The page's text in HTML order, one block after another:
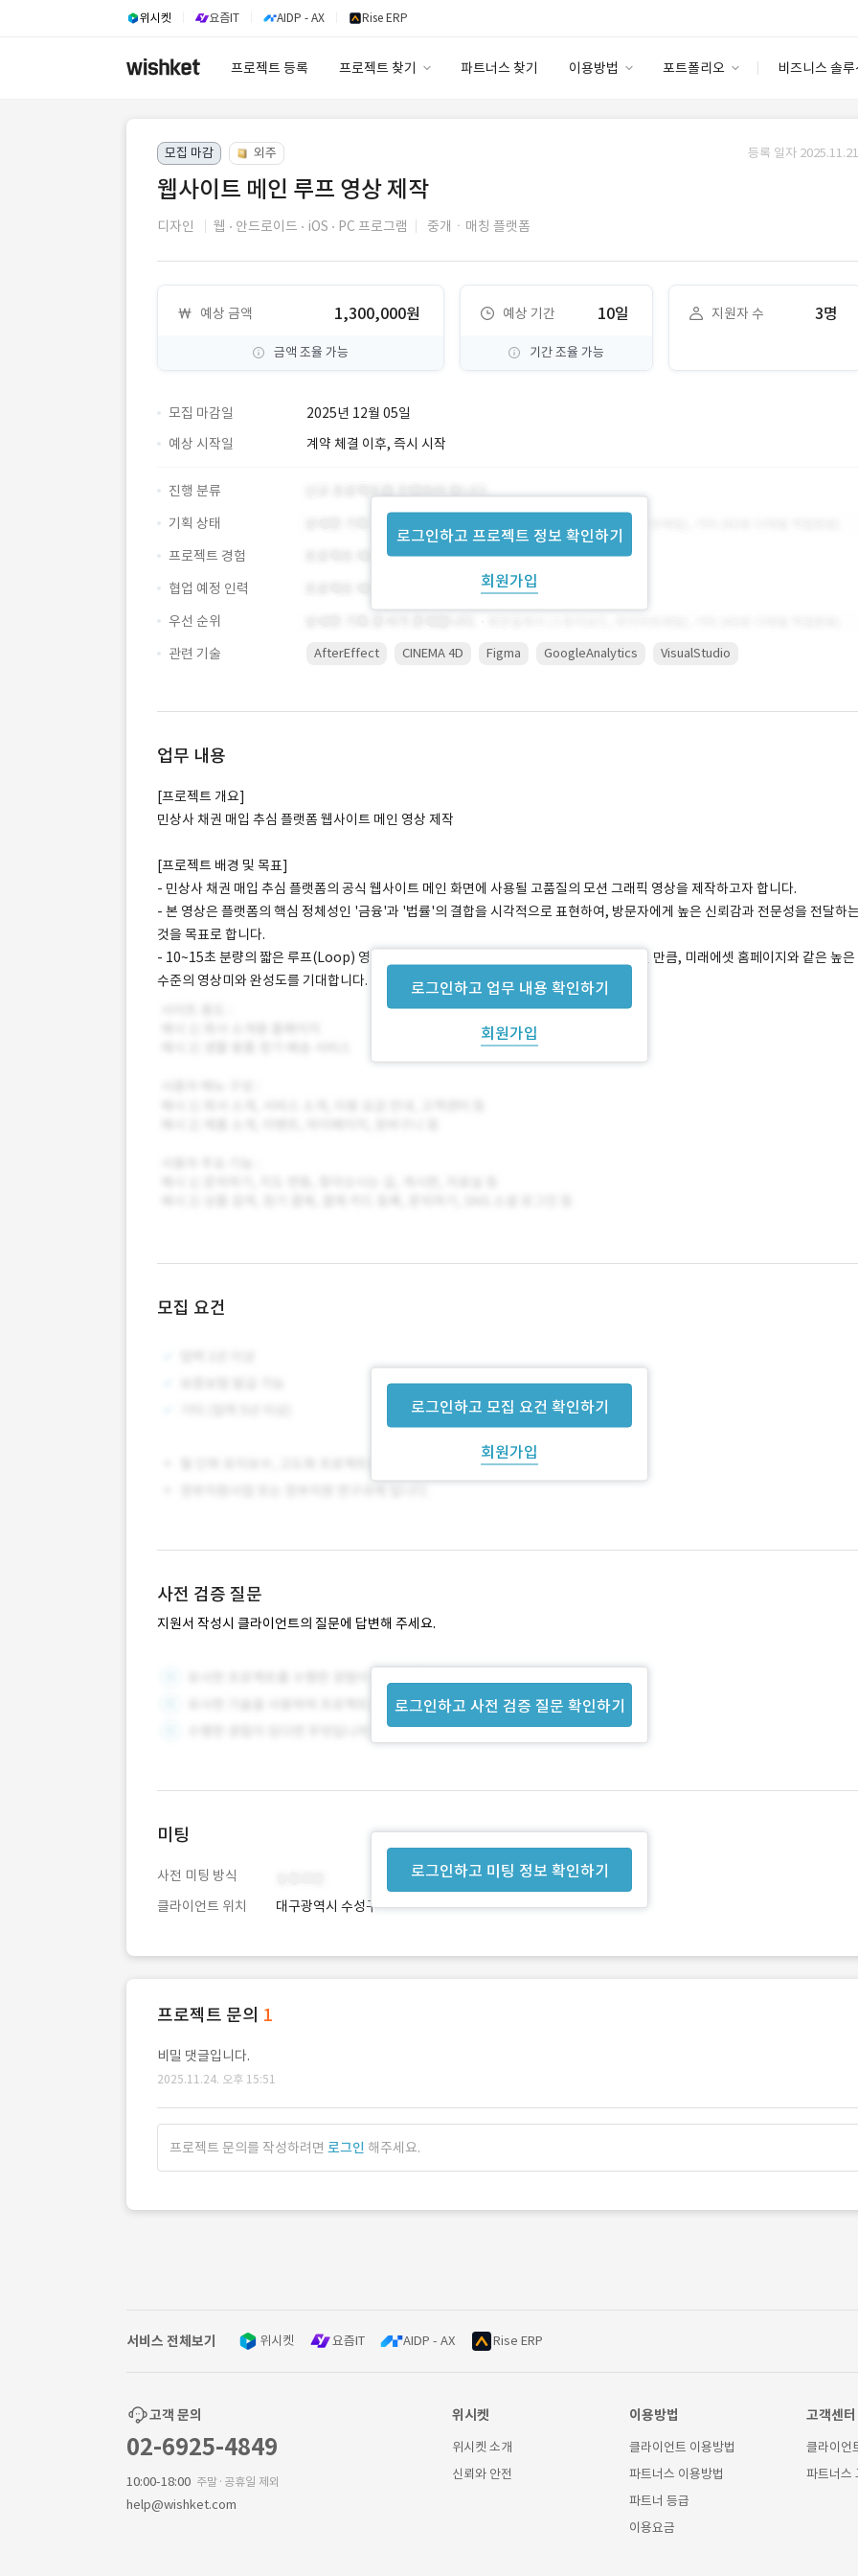
위시켓 요즘IT AIDP - AX Rise ERP
프로젝트 등록 프로젝트 찾기 파트너스 찾기 이용방법 포트폴리오 비즈니스 솔
안심 코드 케어
모집 마감 외주 등록 일자
웹사이트 메인 루프 영상 제작
디자인 웹 안드로이드 iOS PC 프로그램 중개ㆍ매칭 플랫폼
예상 금액 1,300,000원
금액 조율 가능
예상 기간 10일
기간 조율 가능
지원자 수 3명
모집 마감일 2025년 12월 05일
로그인하고 프로젝트 정보 확인하기
회원가입
예상 시작일 계약 체결 이후, 즉시 시작
진행 분류
기획 상태
프로젝트 경험
협업 예정 인력
우선 순위
관련 기술
AfterEffect CINEMA 4D Figma GoogleAnalytics VisualStudio
업무 내용
로그인하고 업무 내용 확인하기
회원가입
[프로젝트 개요]
민상사 채권 매입 추심 플랫폼 웹사이트 메인 영상 제작
[프로젝트 배경 및 목표]
- 민상사 채권 매입 추심 플랫폼의 공식 웹사이트 메인 화면에 사용될 고품질의 모션 그래픽 영상을 제작하고자 합니다.
- 본 영상은 플랫폼의 핵심 정체성인 '금융'과 '법률'의 결합을 시각적으로 표현하여, 방문자에게 높은 신뢰감과 전문성을 전달하
것을 목표로 합니다.
- 10~15초 분량의 짧은 루프(Loop) 영상이지만, 기업의 첫인상을 결정하는 중요한 요소인 만큼, 미래에셋 홈페이지와 같은 높은
수준의 영상미와 완성도를 기대합니다.
모집 요건
로그인하고 모집 요건 확인하기
회원가입
사전 검증 질문
지원서 작성시 클라이언트의 질문에 답변해 주세요.
로그인하고 사전 검증 질문 확인하기
로그인하고 미팅 정보 확인하기
미팅
사전 미팅 방식
클라이언트 위치
대구광역시 수성구
프로젝트 문의 1
비밀 댓글입니다.
2025.11.24. 오후 15:51
프로젝트 문의를 작성하려면 로그인 해주세요.
서비스 전체보기 위시켓 요즘IT AIDP - AX Rise ERP
고객 문의
02-6925-4849
10:00-18:00 주말·공휴일 제외
help@wishket.com
위시켓
위시켓 소개
신뢰와 안전
이용방법
클라이언트 이용방법
파트너스 이용방법
파트너 등급
이용요금
고객센터
클라이언
파트너스